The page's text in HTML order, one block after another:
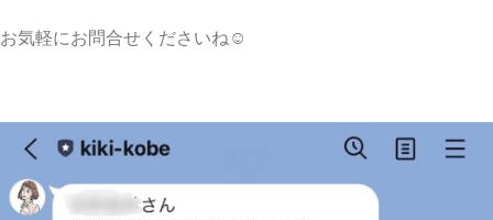
お気軽にお問合せくださいね☺︎